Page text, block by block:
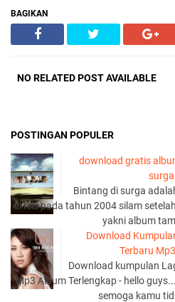
BAGIKAN
NO RELATED POST AVAILABLE
POSTINGAN POPULER
download gratis
Bintang di surga
di rilis pada tahun 2004 silam
yakni album
Download
Terbaru
Download kumpulan
Mp3 Album Terlengkap - hello
semoga kamu